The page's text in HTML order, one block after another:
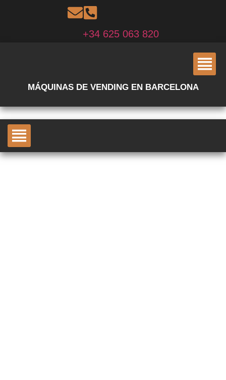
+34 625 063 820
MÁQUINAS DE VENDING EN BARCELONA